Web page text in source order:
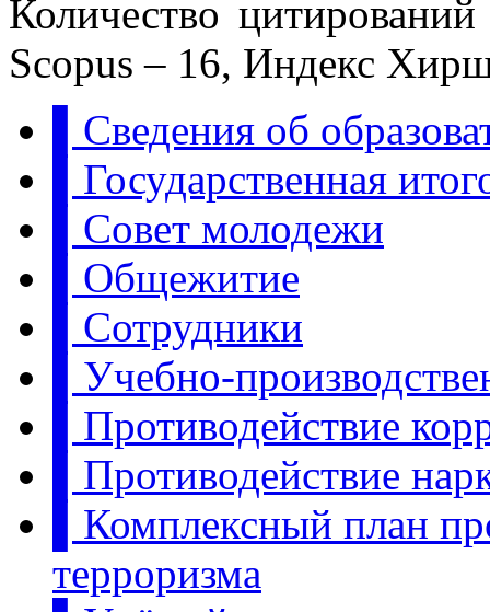
Количество
Scopus – 16, Индекс
▌Сведения об
▌Государственная
▌Совет молодежи
▌Общежитие
▌Сотрудники
▌Учебно-
▌Противодействие
▌Противодействие
▌Комплексный план
терроризма